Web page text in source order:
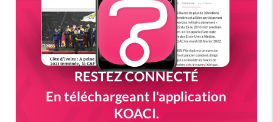
RESTEZ CONNECTÉ
En téléchargeant l'application
KOACI.